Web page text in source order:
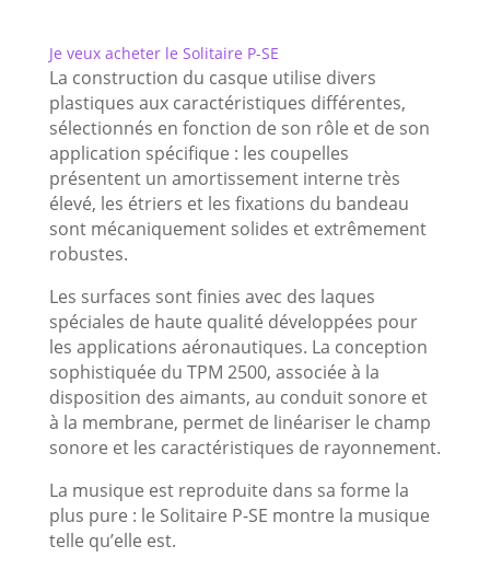
Je veux acheter le Solitaire P-SE
La construction du casque utilise divers
plastiques aux caractéristiques différentes,
sélectionnés en fonction de son rôle et de son
application spécifique : les coupelles
présentent un amortissement interne très
élevé, les étriers et les fixations du bandeau
sont mécaniquement solides et extrêmement
robustes.
Les surfaces sont finies avec des laques
spéciales de haute qualité développées pour
les applications aéronautiques. La conception
sophistiquée du TPM 2500, associée à la
disposition des aimants, au conduit sonore et
à la membrane, permet de linéariser le champ
sonore et les caractéristiques de rayonnement.
La musique est reproduite dans sa forme la
plus pure : le Solitaire P-SE montre la musique
telle qu’elle est.